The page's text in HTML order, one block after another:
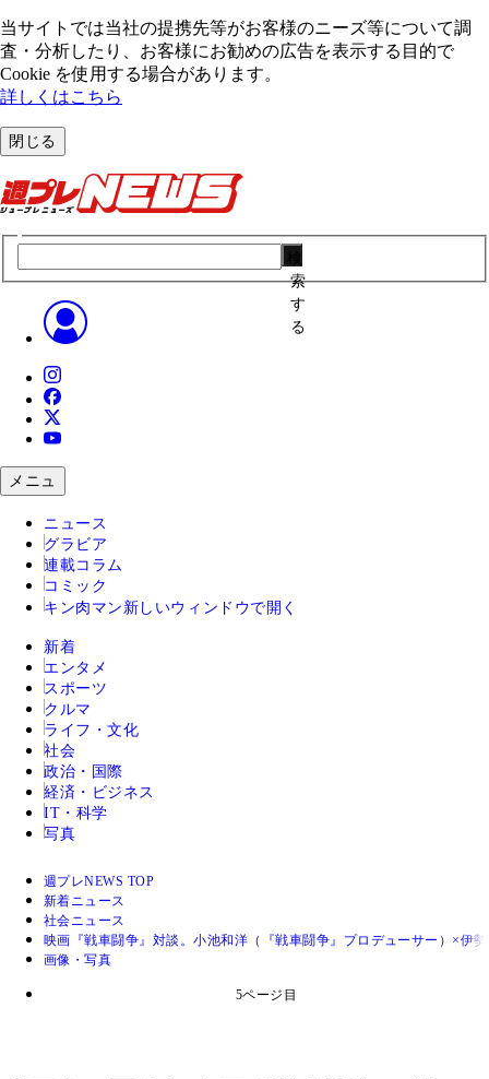
当サイトでは当社の提携先等がお客様のニーズ等について調
査・分析したり、お客様にお勧めの広告を表⽰する⽬的で
Cookie を使⽤する場合があります。
詳しくはこちら
閉じる
索
す
る
メニュ
ニュース
グラビア
連載コラム
コミック
キン肉マン 新しいウィンドウで開く
新着
エンタメ
スポーツ
クルマ
ライフ・文化
社会
政治・国際
経済・ビジネス
IT・科学
写真
週プレNEWS TOP
新着ニュース
社会ニュース
映画『戦車闘争』対談。小池和洋（『戦車闘争』プロデューサー）×伊
画像・写真
5ページ目